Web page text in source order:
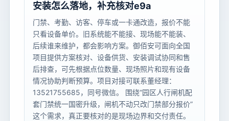
安装怎么落地，补充核对e9a
门禁、考勤、访客、停车或一卡通改造，报价不能
只看设备单价。旧系统能不能接、现场能不能装、
后续谁来维护，都会影响方案。御佰安可面向全国
项目提供方案核对、设备供货、安装调试协同和售
后排查，可先根据点位数量、现场照片和现有设备
情况协助判断预算。项目对接可联系董经理：
13521755685，同号微信。 围绕“园区人行闸机配
套门禁统一国密升级，闸机不动只改门禁部分报价”
这个需求，真正要核对的是现场边界和交付责任。